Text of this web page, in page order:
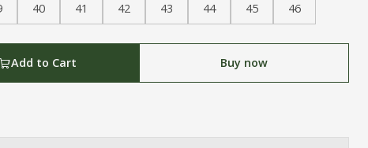
40 41 42 43 44 45 46
Add to Cart Buy now